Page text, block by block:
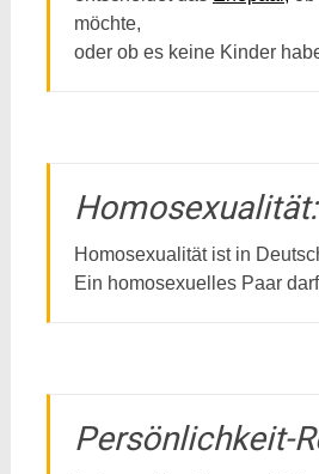
möchte,
oder ob es keine Kinder
Homosexualität:
Homosexualität ist in
Ein homosexuelles Paar
Persönlichkeit-